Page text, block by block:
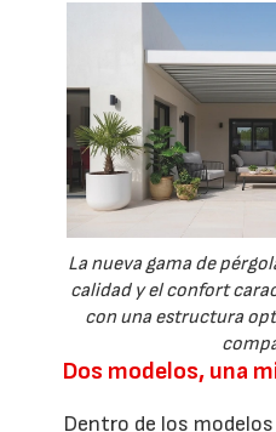
La nueva gama de
calidad y el confort
con una estructura
Dos modelos, una
Dentro de los